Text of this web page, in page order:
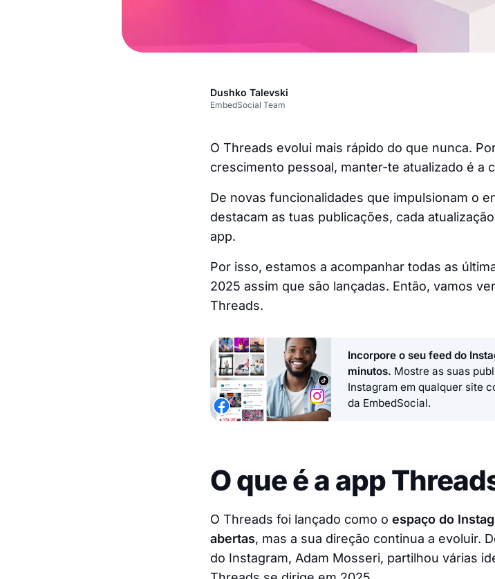
Dushko Talevski
EmbedSocial Team
O Threads evolui mais rápido do que nunca.
crescimento pessoal, manter-te atualizado é a
De novas funcionalidades que impulsionam o
destacam as tuas publicações, cada
app.
Por isso, estamos a acompanhar todas as
2025 assim que são lançadas. Então, vamos
Threads.
Incorpore o seu feed do
minutos. Mostre as suas
Instagram em qualquer site
da EmbedSocial.
O que é a app
O Threads foi lançado como o espaço do
abertas, mas a sua direção continua a evoluir.
do Instagram, Adam Mosseri, partilhou várias